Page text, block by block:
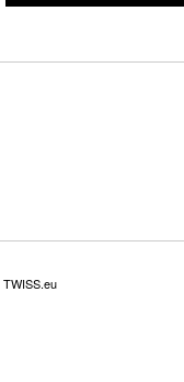
TWISS.eu